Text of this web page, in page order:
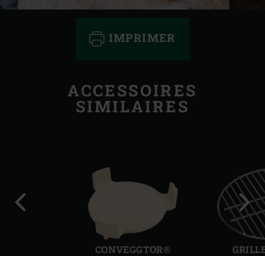
IMPRIMER
ACCESSOIRES
SIMILAIRES
CONVEGGTOR®